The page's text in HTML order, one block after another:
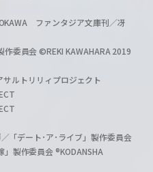
ファンタジア文庫刊／冴
委員会 ©REKI KAWAHARA 2019
ルトリリィプロジェクト
「デート･ア･ライブ」製作委員会
製作委員会 ®KODANSHA